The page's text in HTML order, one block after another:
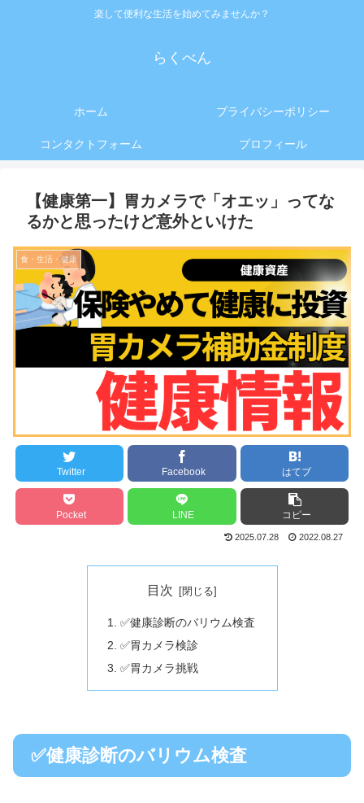
楽して便利な生活を始めてみませんか？
らくべん
ホーム プライバシーポリシー
コンタクトフォーム プロフィール
【健康第一】胃カメラで「オエッ」ってな
るかと思ったけど意外といけた
食・生活・健康
Twitter Facebook はてブ
Pocket LINE コピー
2025.07.28 2022.08.27
目次
✅健康診断のバリウム検査
✅胃カメラ検診
✅胃カメラ挑戦
✅健康診断のバリウム検査